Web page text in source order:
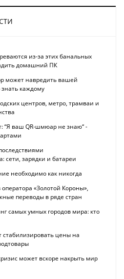
из-за этих банальных
домашний ПК
может навредить вашей
каждому
центров, метро, трамваи и
“Я ваш QR-шмюар не знаю“ -
сети, зарядки и батареи
необходимо как никогда
«Золотой Короны»,
переводы в ряде стран
самых умных городов мира: кто
стабилизировать цены на
может вскоре накрыть мир